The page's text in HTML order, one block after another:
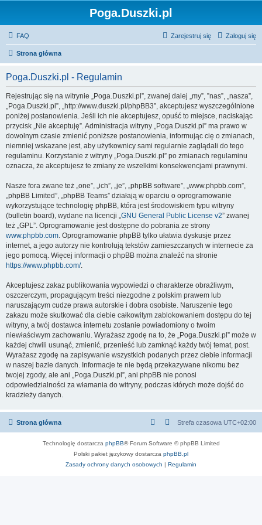
Poga.Duszki.pl
FAQ Zaloguj się
Zarejestruj się
Strona główna
Poga.Duszki.pl - Regulamin
Rejestrując się na witrynie „Poga.Duszki.pl”, zwanej dalej „my”, ”nas”, „nasza”,
„Poga.Duszki.pl”, „http://www.duszki.pl/phpBB3”, akceptujesz wyszczególnione
poniżej postanowienia. Jeśli ich nie akceptujesz, opuść to miejsce, naciskając
przycisk „Nie akceptuję”. Administracja witryny „Poga.Duszki.pl” ma prawo w
dowolnym czasie zmienić poniższe postanowienia, informując cię o zmianach,
niemniej wskazane jest, aby użytkownicy sami regularnie zaglądali do tego
regulaminu. Korzystanie z witryny „Poga.Duszki.pl” po zmianach regulaminu
oznacza, że akceptujesz te zmiany ze wszelkimi konsekwencjami prawnymi.
Nasze fora zwane też „one”, „ich”, „je”, „phpBB software”, „www.phpbb.com”,
„phpBB Limited”, „phpBB Teams” działają w oparciu o oprogramowanie
wykorzystujące technologię phpBB, która jest środowiskiem typu witryny
(bulletin board), wydane na licencji „GNU General Public License v2” zwanej
też „GPL”. Oprogramowanie jest dostępne do pobrania ze strony
www.phpbb.com. Oprogramowanie phpBB tylko ułatwia dyskusje przez
internet, a jego autorzy nie kontrolują tekstów zamieszczanych w internecie za
jego pomocą. Więcej informacji o phpBB można znaleźć na stronie
https://www.phpbb.com/.
Akceptujesz zakaz publikowania wypowiedzi o charakterze obraźliwym,
oszczerczym, propagującym treści niezgodne z polskim prawem lub
naruszającym cudze prawa autorskie i dobra osobiste. Naruszenie tego
zakazu może skutkować dla ciebie całkowitym zablokowaniem dostępu do tej
witryny, a twój dostawca internetu zostanie powiadomiony o twoim
niewłaściwym zachowaniu. Wyrażasz zgodę na to, że „Poga.Duszki.pl” może w
każdej chwili usunąć, zmienić, przenieść lub zamknąć każdy twój temat, post.
Wyrażasz zgodę na zapisywanie wszystkich podanych przez ciebie informacji
w naszej bazie danych. Informacje te nie będą przekazywane nikomu bez
twojej zgody, ale ani „Poga.Duszki.pl”, ani phpBB nie ponosi
odpowiedzialności za włamania do witryny, podczas których może dojść do
kradzieży danych.
Strona główna Strefa czasowa UTC+02:00
Technologię dostarcza phpBB® Forum Software © phpBB Limited
Polski pakiet językowy dostarcza phpBB.pl
Zasady ochrony danych osobowych | Regulamin